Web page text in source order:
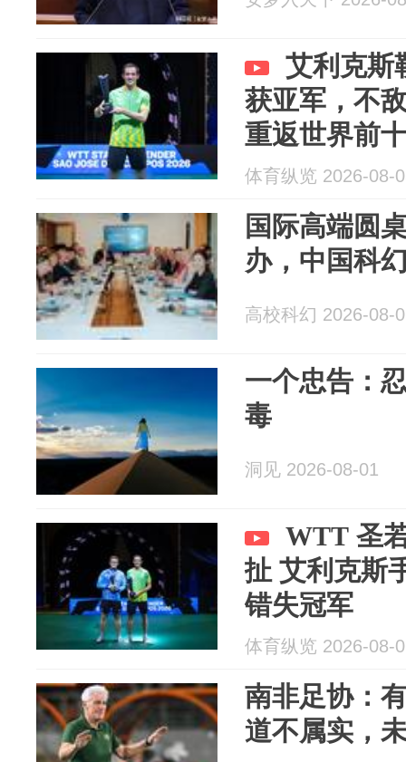
艾利克斯
获亚军，不
重返世界前
体育纵览 2026-08-
国际高端圆
办，中国科
高校科幻 2026-08-
一个忠告：
毒
洞见 2026-08-01
WTT 圣
扯 艾利克斯
错失冠军
体育纵览 2026-08-
南非足协：
道不属实，